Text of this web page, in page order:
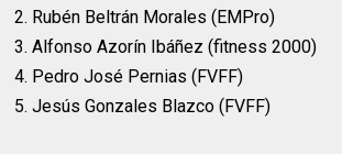
2. Rubén Beltrán Morales (EMPro)
3. Alfonso Azorín Ibáñez (fitness 2000)
4. Pedro José Pernias (FVFF)
5. Jesús Gonzales Blazco (FVFF)